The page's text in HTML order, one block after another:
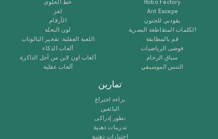
Robo Factory
Ant Escape
يقودني للجنون
الكلمات المتقاطعة البصرية
قم بالمطابقة
فوضى الرياضيات
سباق الرخام
التنس الموسيقي
خط الحلوى
لغز
الأرقام
لون النحلة
اللعبة العقلية: تفجير البالونات
ألعاب الذكاء
ألعاب اون لاين من آجل الذاكرة
ألعاب عقلية
تمارين
براءة اختراع
البائعين
تطور إدراكى
تدريبات ذهنية
اختبارات ذهنية